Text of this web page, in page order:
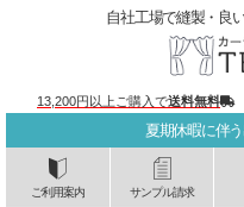
夏期休暇に伴
ご利用案内 サンプル請求
自社工場で縫製・良
13,200円以上ご購入で送料無料